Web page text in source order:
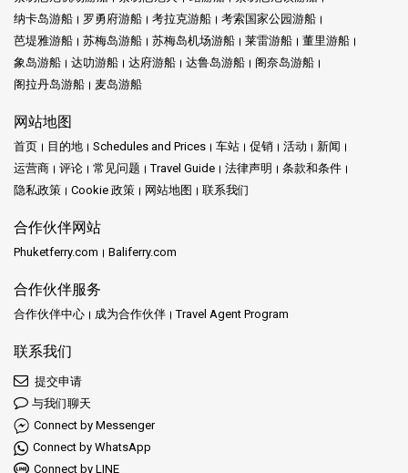
纳卡岛游船
罗勇府游船 考拉克游船
考索国家公园游船
芭堤雅游船
苏梅岛游船 苏梅岛机场游船 莱雷游船
董里游船
象岛游船
达叻游船 达府游船 达鲁岛游船
阁奈岛游船
阁拉丹岛游船
麦岛游船
网站地图
首页 目的地 Schedules and Prices 车站 促销 活动
新闻
运营商
评论 常见问题 Travel Guide 法律声明
条款和条件
隐私政策
Cookie 政策 网站地图 联系我们
合作伙伴网站
Phuketferry.com Baliferry.com
合作伙伴服务
合作伙伴中心 成为合作伙伴 Travel Agent Program
联系我们
提交申请
与我们聊天
Connect by Messenger
Connect by WhatsApp
Connect by LINE